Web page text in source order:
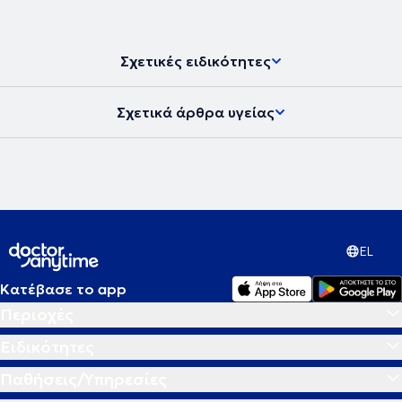
ψυχολογία στο University of Essex. Τέλος, έχει συμμετάσχει σε
προγράμματα που αφορούν τον Επαγγελματικό Προσανατολισμό
και το Πρόγραμμα Εκπαίδευσης Εκπαιδευτών Ενηλίκων και ασκεί
Σχετικές ειδικότητες
Σχετικά άρθρα υγείας
EL
Κατέβασε το app